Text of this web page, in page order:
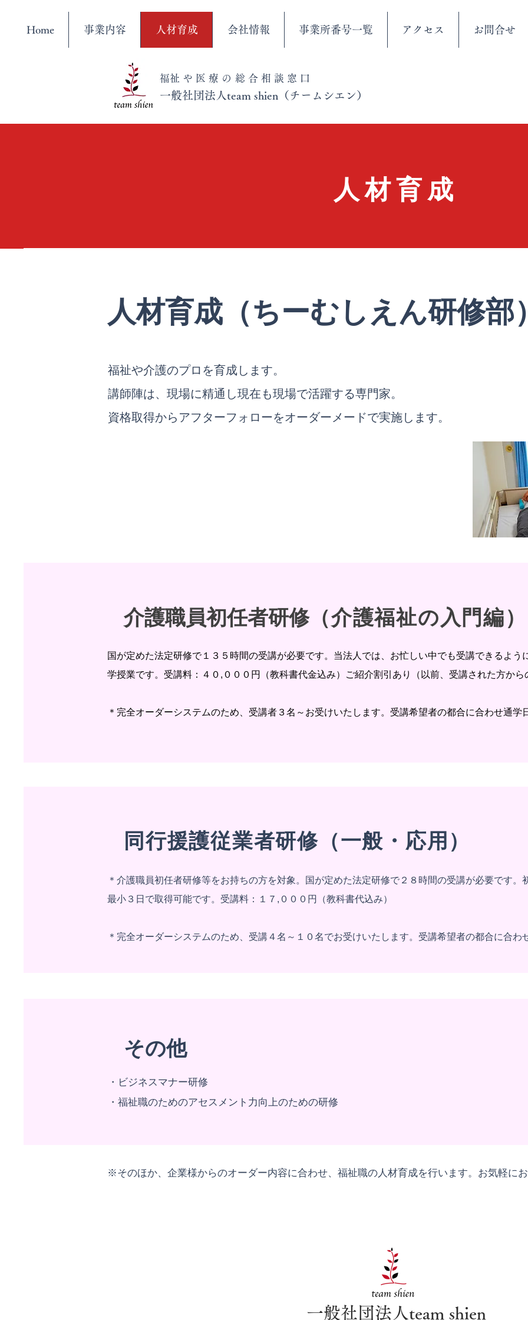
Home 事業内容 人材育成 会社情報 事業所番号一覧 アクセス お問合せ
​福祉や医療の総合相談窓口
​一般社団法人 team shien（チームシエン）
​人材育成
人材育成（ちーむしえん研修部
福祉や介護のプロを育成します。
講師陣は、現場に精通し現在も現場で活躍する専門家。
資格取得からアフターフォローをオーダーメードで実施します。
​介護職員初任者研修（介護福祉の入門編）
国が定めた法定研修で１３５時間の受講が必要です。当法人では、お忙しい中でも受講できるよ
学授業です。受講料：４０,０００円（教科書代金込み）ご紹介割引あり（以前、受講された方か
＊完全オーダーシステムのため、受講者３名～お受けいたします。受講希望者の都合に合わせ通
同行援護従業者研修（一般・応用）
＊介護職員初任者研修等をお持ちの方を対象。国が定めた法定研修で２８時間の受講が必要です
最小３日で取得可能です。受講料：１７,０００円（教科書代込み）​
＊完全オーダーシステムのため、受講４名～１０名でお受けいたします。受講希望者の都合に合
その他
・ビジネスマナー研修
・福祉職のためのアセスメント力向上のための研修
※そのほか、企業様からのオーダー内容に合わせ、福祉職の人材育成を行います。お気軽に
​一般社団法人team shien